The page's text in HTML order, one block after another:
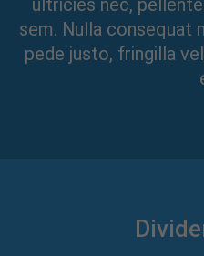
ultricies nec,
sem. Nulla consequat
pede justo, fringilla